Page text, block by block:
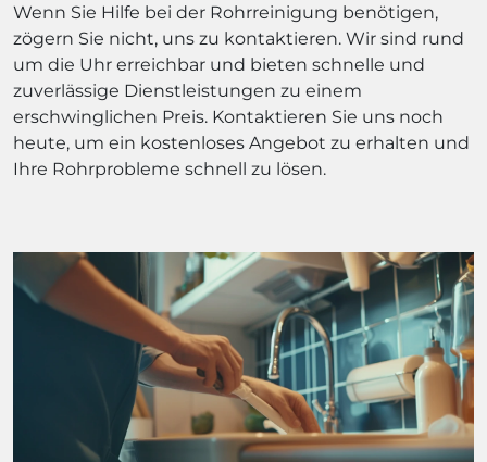
Wenn Sie Hilfe bei der Rohrreinigung benötigen,
zögern Sie nicht, uns zu kontaktieren. Wir sind rund
um die Uhr erreichbar und bieten schnelle und
zuverlässige Dienstleistungen zu einem
erschwinglichen Preis. Kontaktieren Sie uns noch
heute, um ein kostenloses Angebot zu erhalten und
Ihre Rohrprobleme schnell zu lösen.